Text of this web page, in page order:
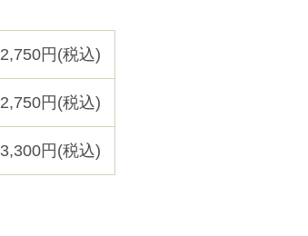
2,750円(税込)
2,750円(税込)
3,300円(税込)